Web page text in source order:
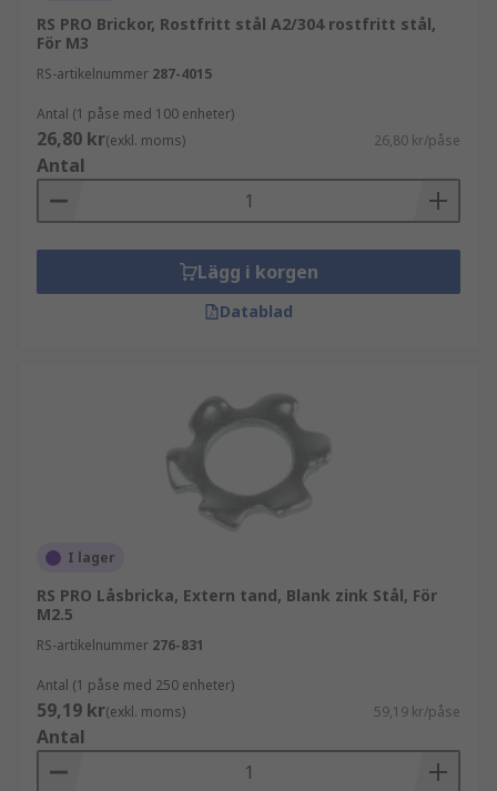
RS PRO Brickor, Rostfritt stål A2/304 rostfritt stål,
För M3
RS-artikelnummer 287-4015
Antal (1 påse med 100 enheter)
26,80 kr(exkl. moms) 26,80 kr/påse
Antal
Lägg i korgen
Datablad
I lager
RS PRO Låsbricka, Extern tand, Blank zink Stål, För
M2.5
RS-artikelnummer 276-831
Antal (1 påse med 250 enheter)
59,19 kr(exkl. moms) 59,19 kr/påse
Antal